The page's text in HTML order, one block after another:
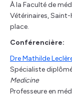
À la Faculté de
Vétérinaires,
place.
Conférencière:
Dre Mathilde
Spécialiste
Medicine
Professeure en